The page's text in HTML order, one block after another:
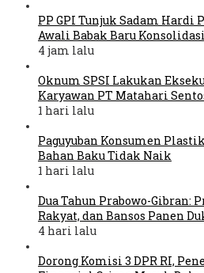
PP GPI Tunjuk Sadam
Awali Babak Baru
4 jam lalu
Oknum SPSI Lakukan
Karyawan PT Matahari
1 hari lalu
Paguyuban Konsumen
Bahan Baku Tidak Naik
1 hari lalu
Dua Tahun Prabowo-Gibran:
Rakyat, dan Bansos Panen
4 hari lalu
Dorong Komisi 3 DPR RI,